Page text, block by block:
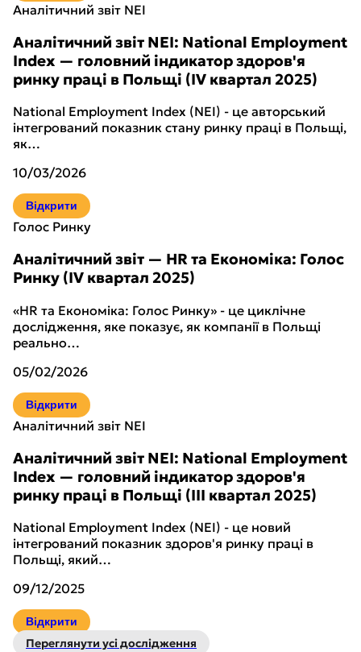
Аналітичний звіт NEI
Аналітичний звіт NEI: National Employment
Index — головний індикатор здоров'я
ринку праці в Польщі (IV квартал 2025)
National Employment Index (NEI) - це авторський
інтегрований показник стану ринку праці в Польщі,
як…
10/03/2026
Відкрити
Голос Ринку
Аналітичний звіт — HR та Економіка: Голос
Ринку (IV квартал 2025)
«HR та Економіка: Голос Ринку» - це циклічне
дослідження, яке показує, як компанії в Польщі
реально…
05/02/2026
Відкрити
Аналітичний звіт NEI
Аналітичний звіт NEI: National Employment
Index — головний індикатор здоров'я
ринку праці в Польщі (III квартал 2025)
National Employment Index (NEI) - це новий
інтегрований показник здоров'я ринку праці в
Польщі, який…
09/12/2025
Відкрити
Переглянути усі дослідження